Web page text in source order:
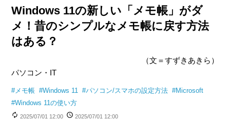
Windows 11の新しい「メモ帳」がダ
メ！昔のシンプルなメモ帳に戻す方法
はある？
（文＝すずきあきら）
パソコン・IT
#メモ帳 #Windows 11 #パソコン/スマホの設定方法 #Microsoft
#Windows 11の使い方
2025/07/01 12:00 2025/07/01 12:00